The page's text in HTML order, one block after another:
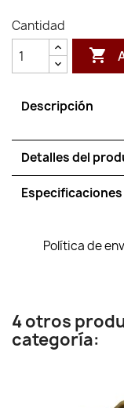
Cantidad

Descripción
Detalles del
Especificaciones
Política de
4 otros
categoría: